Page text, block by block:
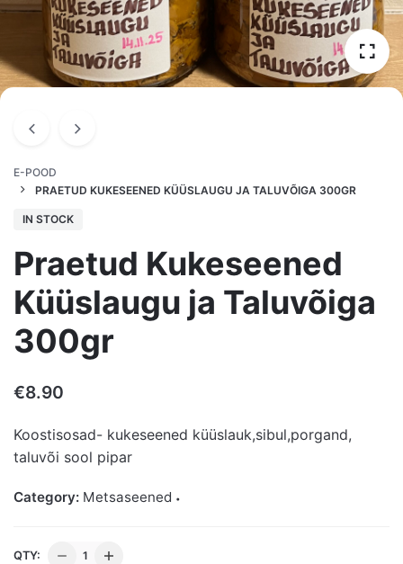
E-POOD
PRAETUD KUKESEENED KÜÜSLAUGU JA TALUVÕIGA 300GR
IN STOCK
Praetud Kukeseened
Küüslaugu ja Taluvõiga
300gr
€8.90
Koostisosad- kukeseened küüslauk,sibul,porgand,
taluvõi sool pipar
Category: Metsaseened
QTY:
Praetud